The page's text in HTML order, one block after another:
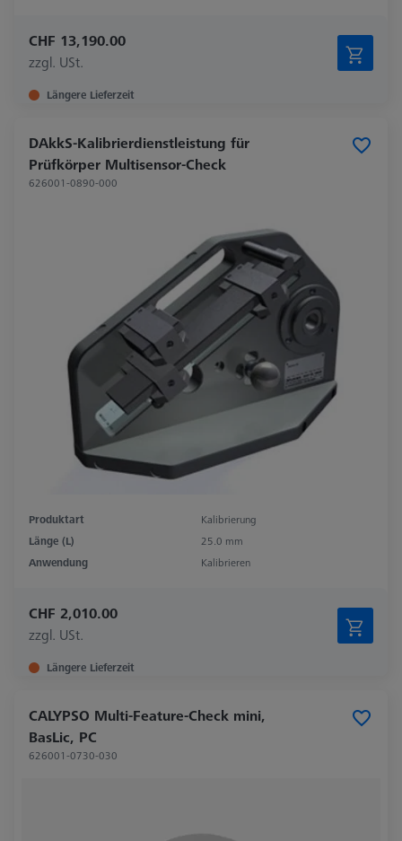
CHF 13,190.00
zzgl. USt.
Längere Lieferzeit
DAkkS-Kalibrierdienstleistung für
Prüfkörper Multisensor-Check
626001-0890-000
Produktart
Kalibrierung
Länge (L)
25.0 mm
Anwendung
Kalibrieren
CHF 2,010.00
zzgl. USt.
Längere Lieferzeit
CALYPSO Multi-Feature-Check mini,
BasLic, PC
626001-0730-030